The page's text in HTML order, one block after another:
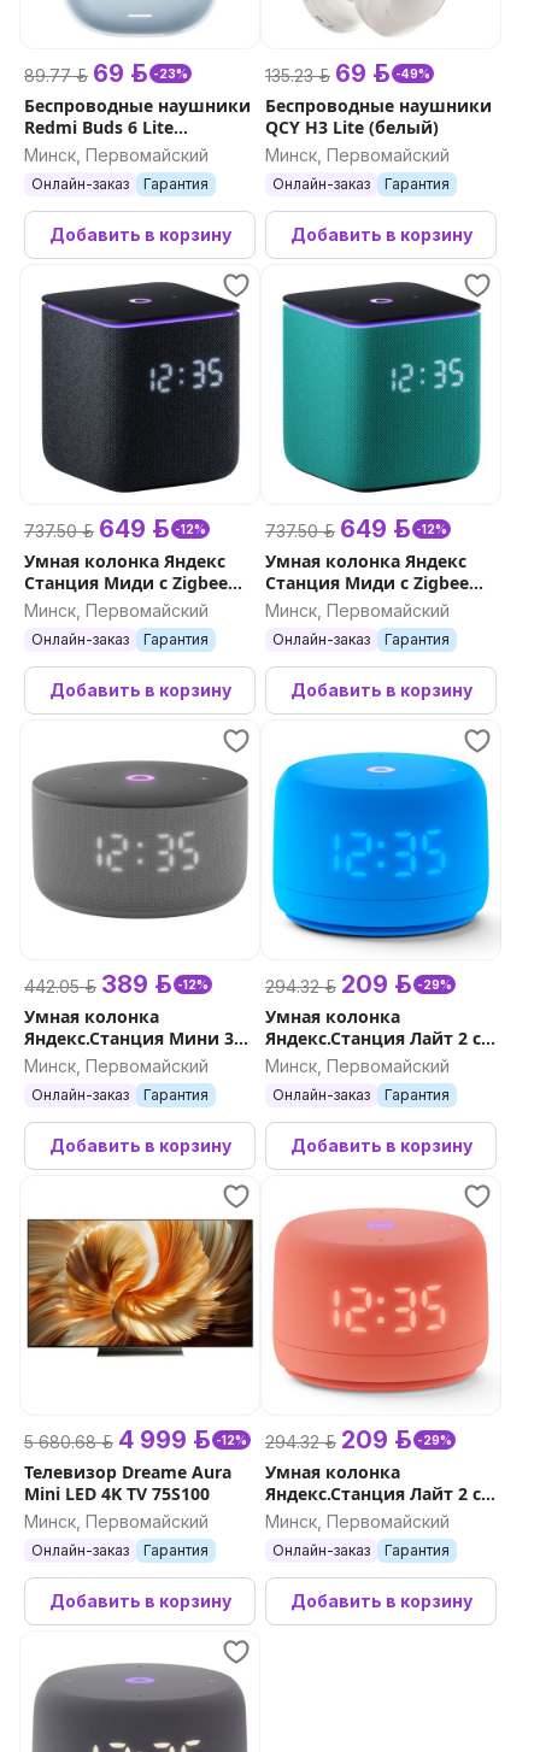
89.77 р. 69 р. -23%
Беспроводные наушники
Redmi Buds 6 Lite
(голубой)
Минск, Первомайский
Онлайн-заказ Гарантия
Добавить в корзину
135.23 р. 69 р. -49%
Беспроводные наушники
QCY H3 Lite (белый)
Минск, Первомайский
Онлайн-заказ Гарантия
Добавить в корзину
737.50 р. 649 р. -12%
Умная колонка Яндекс
Станция Миди с Zigbee
(черный)
Минск, Первомайский
Онлайн-заказ Гарантия
Добавить в корзину
737.50 р. 649 р. -12%
Умная колонка Яндекс
Станция Миди с Zigbee
(изумрудный)
Минск, Первомайский
Онлайн-заказ Гарантия
Добавить в корзину
442.05 р. 389 р. -12%
Умная колонка
Яндекс.Станция Мини 3
(серый)
Минск, Первомайский
Онлайн-заказ Гарантия
Добавить в корзину
294.32 р. 209 р. -29%
Умная колонка
Яндекс.Станция Лайт 2 с
часами (синий)
Минск, Первомайский
Онлайн-заказ Гарантия
Добавить в корзину
5 680.68 р. 4 999 р. -12%
Телевизор Dreame Aura
Mini LED 4K TV 75S100
Минск, Первомайский
Онлайн-заказ Гарантия
Добавить в корзину
294.32 р. 209 р. -29%
Умная колонка
Яндекс.Станция Лайт 2 с
часами (коралловый)
Минск, Первомайский
Онлайн-заказ Гарантия
Добавить в корзину